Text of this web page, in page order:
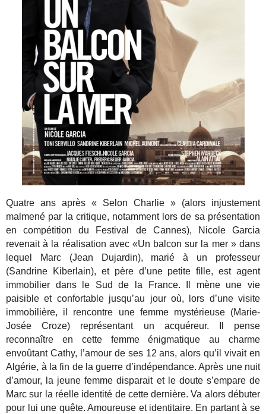
Quatre ans après « Selon Charlie » (alors injustement
malmené par la critique, notamment lors de sa présentation
en compétition du Festival de Cannes), Nicole Garcia
revenait à la réalisation avec «Un balcon sur la mer » dans
lequel Marc (Jean Dujardin), marié à un professeur
(Sandrine Kiberlain), et père d’une petite fille, est agent
immobilier dans le Sud de la France. Il mène une vie
paisible et confortable jusqu’au jour où, lors d’une visite
immobilière, il rencontre une femme mystérieuse (Marie-
Josée Croze) représentant un acquéreur. Il pense
reconnaître en cette femme énigmatique au charme
envoûtant Cathy, l’amour de ses 12 ans, alors qu’il vivait en
Algérie, à la fin de la guerre d’indépendance. Après une nuit
d’amour, la jeune femme disparait et le doute s’empare de
Marc sur la réelle identité de cette dernière. Va alors débuter
pour lui une quête. Amoureuse et identitaire. En partant à se